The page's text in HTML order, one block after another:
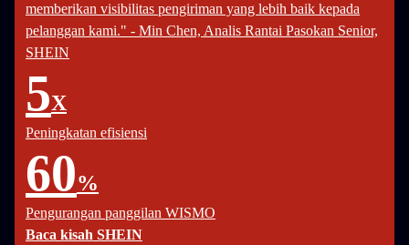
memberikan visibilitas pengiriman yang lebih baik kepada
pelanggan kami." - Min Chen, Analis Rantai Pasokan Senior,
SHEIN
5X
Peningkatan efisiensi
60%
Pengurangan panggilan WISMO
Baca kisah SHEIN